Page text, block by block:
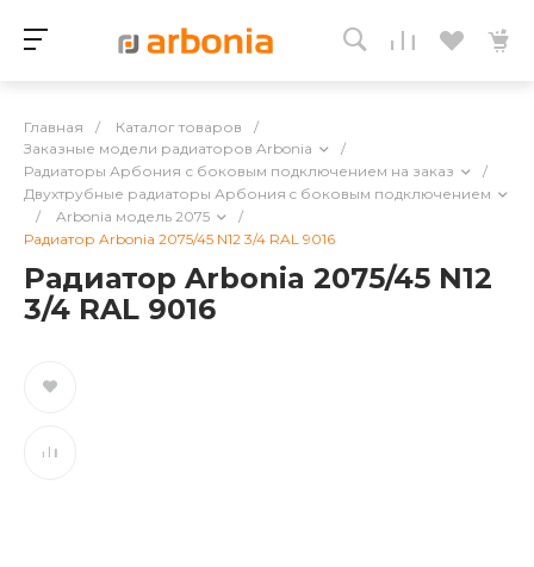
Главная / Каталог товаров
/
Заказные модели радиаторов Arbonia
/
Радиаторы Арбония с боковым подключением на заказ
/
Двухтрубные радиаторы Арбония c боковым подключением
/
Arbonia модель 2075
/
Радиатор Arbonia 2075/45 N12 3/4 RAL 9016
Радиатор Arbonia 2075/45 N12
3/4 RAL 9016